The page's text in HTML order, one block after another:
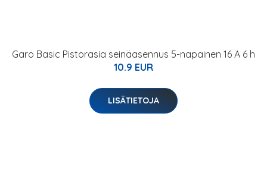
Garo Basic Pistorasia seinäasennus 5-napainen 16 A 6 h
10.9 EUR
LISÄTIETOJA